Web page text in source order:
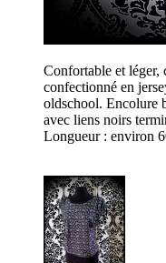
Confortable et léger,
confectionné en
oldschool. Encolure
avec liens noirs
Longueur : environ